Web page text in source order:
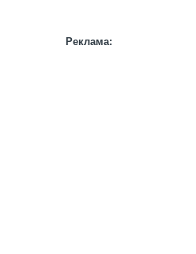
Реклама: